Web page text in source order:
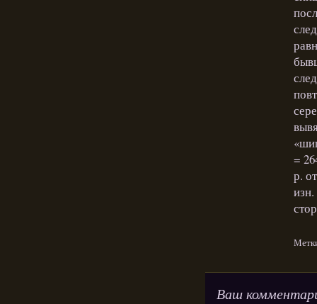
=
р.
Ваш